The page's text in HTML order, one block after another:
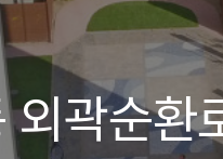
곽순환